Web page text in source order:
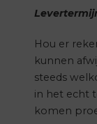
Hou er
kunnen
steeds
in het echt
komen